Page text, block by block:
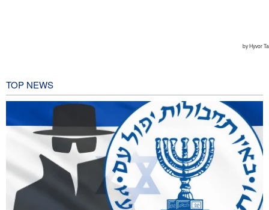
TOP NEWS